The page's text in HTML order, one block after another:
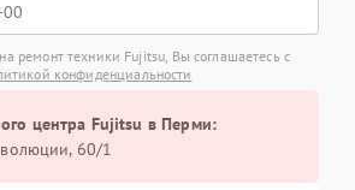
ремонт техники Fujitsu, Вы соглашаетесь с
конфиденциальности
центра Fujitsu в Перми:
60/1